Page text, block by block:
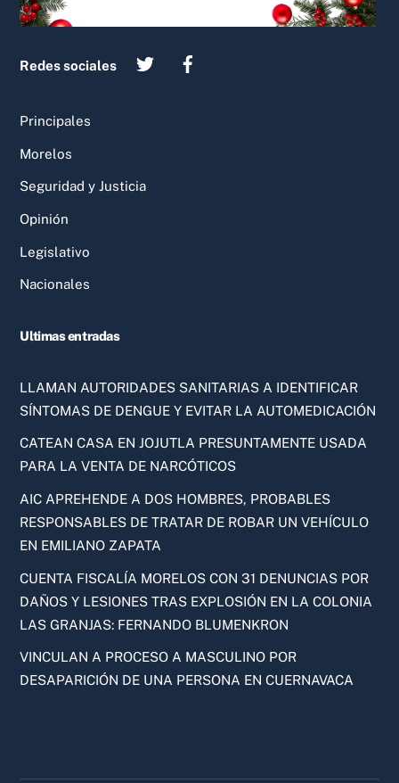
Redes sociales
Principales
Morelos
Seguridad y Justicia
Opinión
Legislativo
Nacionales
Ultimas entradas
LLAMAN AUTORIDADES SANITARIAS A IDENTIFICAR
SÍNTOMAS DE DENGUE Y EVITAR LA AUTOMEDICACIÓN
CATEAN CASA EN JOJUTLA PRESUNTAMENTE USADA
PARA LA VENTA DE NARCÓTICOS
AIC APREHENDE A DOS HOMBRES, PROBABLES
RESPONSABLES DE TRATAR DE ROBAR UN VEHÍCULO
EN EMILIANO ZAPATA
CUENTA FISCALÍA MORELOS CON 31 DENUNCIAS POR
DAÑOS Y LESIONES TRAS EXPLOSIÓN EN LA COLONIA
LAS GRANJAS: FERNANDO BLUMENKRON
VINCULAN A PROCESO A MASCULINO POR
DESAPARICIÓN DE UNA PERSONA EN CUERNAVACA